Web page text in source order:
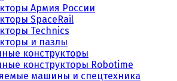
Армия России
SpaceRail
Technics
и пазлы
конструкторы
конструкторы Robotime
машины и спецтехника